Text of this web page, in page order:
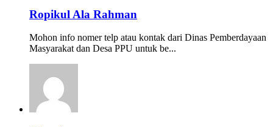
Ropikul Ala Rahman
Mohon info nomer telp atau kontak dari Dinas Pemberdayaan
Masyarakat dan Desa PPU untuk be...